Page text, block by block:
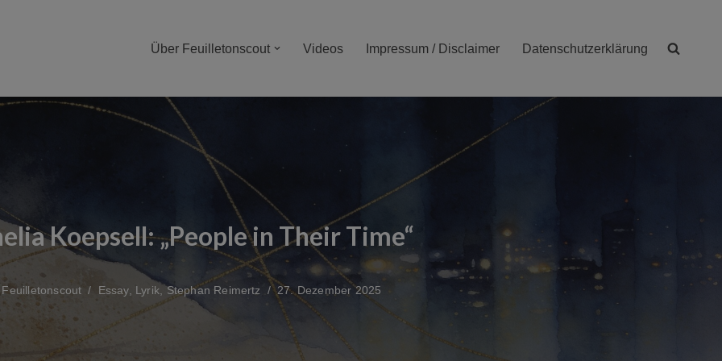
Über Feuilletonscout Videos Impressum / Disclaimer Datenschutzerklärung
Koepsell: „People in Their Time“
Feuilletonscout Essay, Lyrik ,Stephan Reimertz 27. Dezember 2025